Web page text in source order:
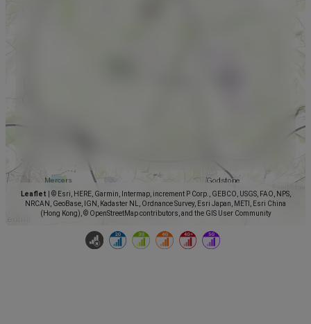
Leaflet
© Esri, HERE, Garmin, Intermap, increment P Corp., GEBCO, USGS, FAO, NPS,
NRCAN, GeoBase, IGN, Kadaster NL, Ordnance Survey, Esri Japan, METI, Esri China
(Hong Kong), © OpenStreetMap contributors, and the GIS User Community